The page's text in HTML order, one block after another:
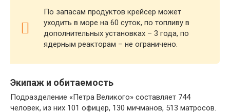
По запасам продуктов крейсер может
уходить в море на 60 суток, по топливу в
дополнительных установках – 3 года, по
ядерным реакторам – не ограничено.
Экипаж и обитаемость
Подразделение «Петра Великого» составляет 744
человек, из них 101 офицер, 130 мичманов, 513 матросов.